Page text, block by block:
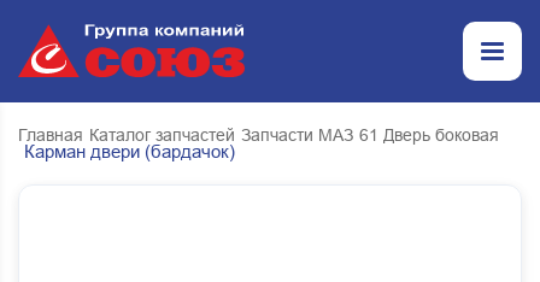
Главная Каталог запчастей Запчасти МАЗ 61 Дверь боковая
Карман двери (бардачок)